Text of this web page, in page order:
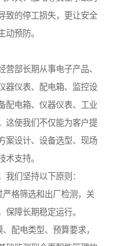
致的停工损失，更让安全
动预防。
部长期从事电子产品、
器仪表、配电箱、监控设
配电箱、仪器仪表、工业
这使我们不仅能为客户提
案设计、设备选型、现场
术支持。
我们坚持以下原则：
严格筛选和出厂检测，关
保障长期稳定运行。
配电类型、预算要求，